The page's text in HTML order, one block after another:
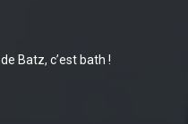
Batz, c’est bath !